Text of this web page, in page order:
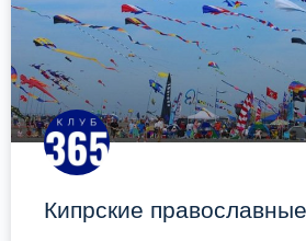
Кипрские